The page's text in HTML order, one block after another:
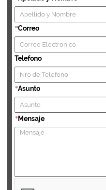
*Correo
Telefono
*Asunto
*Mensaje